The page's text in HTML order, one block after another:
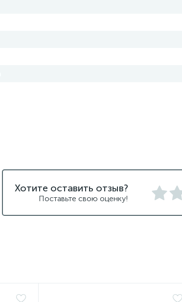
Хотите оставить отзыв?
Поставьте свою оценку!